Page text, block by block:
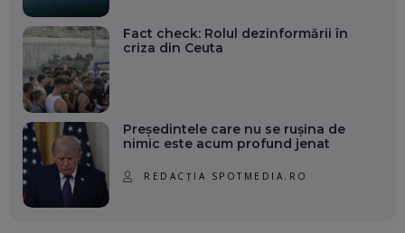
Fact check: Rolul dezinformării în
criza din Ceuta
Președintele care nu se rușina de
nimic este acum profund jenat
REDACȚIA SPOTMEDIA.RO